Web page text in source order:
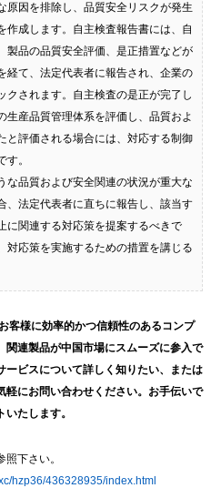
原因を排除し、品質安全リスクが発生
作成します。自主検査報告書には、自
製品の品質安全評価、是正措置などが
経て、法定代表者に報告され、企業の
クされます。自主検査の是正が完了し
生産品質管理体系を評価し、品質およ
と評価される場合には、対応する制御
。
な品質および安全関連の状況が重大な
、法定代表者に直ちに報告し、該当す
に関連する対応策を提案するべきで
対応策を実施するための措置を講じる
客様に効率的かつ信頼性のあるコンプ
関連製品が中国市場にスムーズに参入で
ービスについて詳しく知りたい、または
軽にお問い合わせください。お手伝いで
たします。
下さい。
hzp36/436328935/index.html